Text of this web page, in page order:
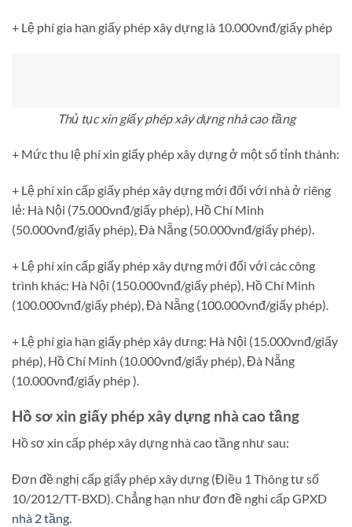
+ Lệ phí gia hạn giấy phép xây dựng là 10.000vnđ/giấy phép
Thủ tục xin giấy phép xây dựng nhà cao tầng
+ Mức thu lệ phí xin giấy phép xây dựng ở một số tỉnh thành:
+ Lệ phí xin cấp giấy phép xây dựng mới đối với nhà ở riêng
lẻ: Hà Nội (75.000vnđ/giấy phép), Hồ Chí Minh
(50.000vnđ/giấy phép), Đà Nẵng (50.000vnđ/giấy phép).
+ Lệ phí xin cấp giấy phép xây dựng mới đối với các công
trình khác: Hà Nội (150.000vnđ/giấy phép), Hồ Chí Minh
(100.000vnđ/giấy phép), Đà Nẵng (100.000vnđ/giấy phép).
+ Lệ phí gia hạn giấy phép xây dưng: Hà Nội (15.000vnđ/giấy
phép), Hồ Chí Minh (10.000vnđ/giấy phép), Đà Nẵng
(10.000vnđ/giấy phép ).
Hồ sơ xin giấy phép xây dựng nhà cao tầng
Hồ sơ xin cấp phép xây dựng nhà cao tầng như sau:
Đơn đề nghị cấp giấy phép xây dựng (Điều 1 Thông tư số
10/2012/TT-BXD). Chẳng hạn như đơn đề nghi cấp GPXD
nhà 2 tầng.